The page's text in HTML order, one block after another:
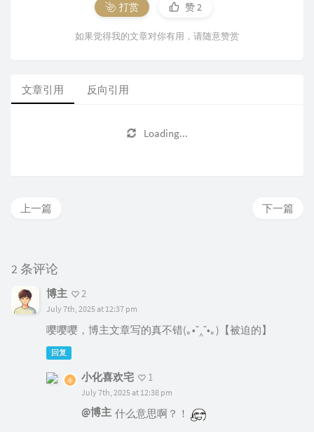
打赏 赞2
如果觉得我的文章对你有用，请随意赞赏
文章引用 反向引用
Loading...
下一篇
上一篇
2 条评论
博主 2
July 7th, 2025 at 12:37 pm
嘤嘤嘤，博主文章写的真不错(｡•ˇ‸ˇ•｡)【被迫的】
回复
小化喜欢宅 1
July 7th, 2025 at 12:38 pm
@博主 什么意思啊？！